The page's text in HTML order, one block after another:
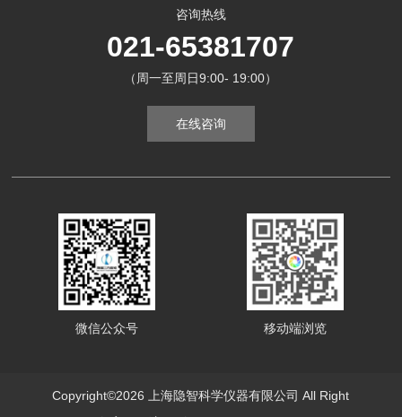
咨询热线
021-65381707
（周一至周日9:00- 19:00）
在线咨询
微信公众号 移动端浏览
Copyright©2026 上海隐智科学仪器有限公司 All Right